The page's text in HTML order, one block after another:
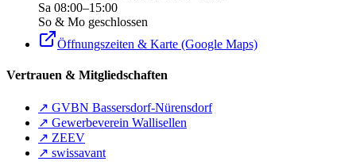
Sa 08:00–15:00
So & Mo geschlossen
Öffnungszeiten & Karte (Google Maps)
Vertrauen & Mitgliedschaften
↗ GVBN Bassersdorf-Nürensdorf
↗ Gewerbeverein Wallisellen
↗ ZEEV
↗ swissavant